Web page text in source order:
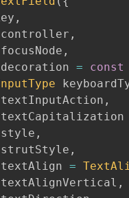
,
controller ,
focusNode ,
decoration = const
textInputAction ,
textCapitalization
style ,
strutStyle ,
textAlign =
textAlignVertical ,